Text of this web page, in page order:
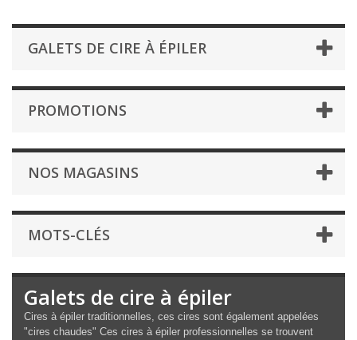
GALETS DE CIRE À ÉPILER
PROMOTIONS
NOS MAGASINS
MOTS-CLÉS
Galets de cire à épiler
Cires à épiler traditionnelles, ces cires sont également appelées
"cires chaudes" Ces cires à épiler professionnelles se trouvent